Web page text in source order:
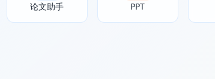
论文助手 PPT